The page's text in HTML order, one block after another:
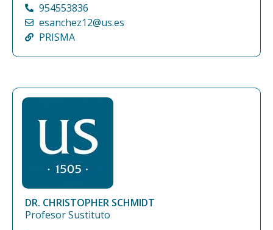
954553836
esanchez12@us.es
PRISMA
DR. CHRISTOPHER SCHMIDT
Profesor Sustituto